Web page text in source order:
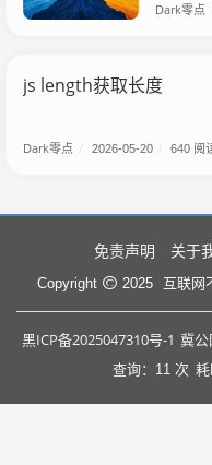
Dark零点
js length获取长度
Dark零点 2026-05-20 640 阅
免责声明 关于
Copyright 2025 互联网
黑ICP备2025047310号-1 冀
查询：11 次